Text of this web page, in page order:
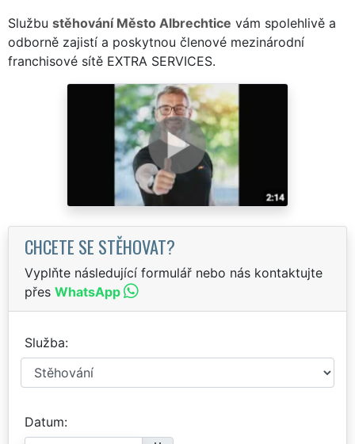
Službu stěhování Město Albrechtice vám spolehlivě a
odborně zajistí a poskytnou členové mezinárodní
franchisové sítě EXTRA SERVICES.
CHCETE SE STĚHOVAT?
Vyplňte následující formulář nebo nás kontaktujte
přes WhatsApp
Služba
Datum